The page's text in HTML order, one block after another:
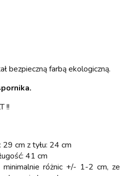
bezpieczną farbą ekologiczną.
!!
cm z tyłu: 24 cm
41 cm
różnic +/- 1-2 cm, ze